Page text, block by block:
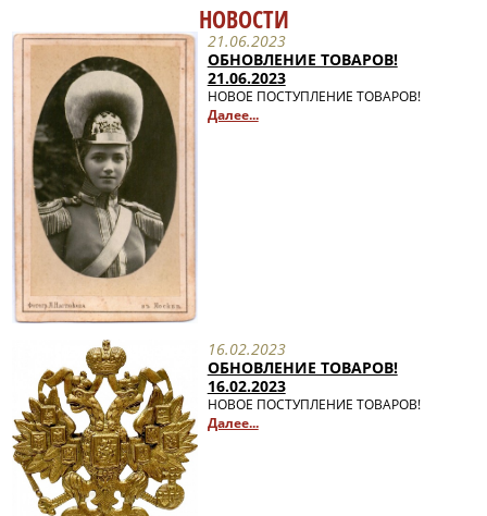
НОВОСТИ
21.06.2023
ОБНОВЛЕНИЕ ТОВАРОВ!
21.06.2023
НОВОЕ ПОСТУПЛЕНИЕ ТОВАРОВ!
Далее...
16.02.2023
ОБНОВЛЕНИЕ ТОВАРОВ!
16.02.2023
НОВОЕ ПОСТУПЛЕНИЕ ТОВАРОВ!
Далее...